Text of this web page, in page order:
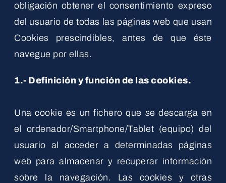
obligación obtener el consentimiento expreso
del usuario de todas las páginas web que usan
Cookies prescindibles, antes de que éste
navegue por ellas.
1.- Definición y función de las cookies.
Una cookie es un fichero que se descarga en
el ordenador/Smartphone/Tablet (equipo) del
usuario al acceder a determinadas páginas
web para almacenar y recuperar información
sobre la navegación. Las cookies y otras